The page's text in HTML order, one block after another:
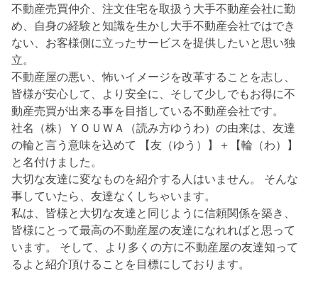
不動産売買仲介、注文住宅を取扱う大手不動産会社に勤
め、自身の経験と知識を生かし大手不動産会社ではでき
ない、お客様側に立ったサービスを提供したいと思い独
立。
不動産屋の悪い、怖いイメージを改革することを志し、
皆様が安心して、より安全に、そして少しでもお得に不
動産売買が出来る事を目指している不動産会社です。
社名（株）ＹＯＵＷＡ（読み方ゆうわ）の由来は、友達
の輪と言う意味を込めて 【友（ゆう）】＋【輪（わ）】
と名付けました。
大切な友達に変なものを紹介する人はいません。 そんな
事していたら、友達なくしちゃいます。
私は、皆様と大切な友達と同じように信頼関係を築き、
皆様にとって最高の不動産屋の友達になれればと思って
います。 そして、より多くの方に不動産屋の友達知って
るよと紹介頂けることを目標にしております。